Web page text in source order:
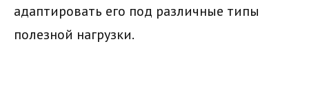
адаптировать его под различные типы
полезной нагрузки.